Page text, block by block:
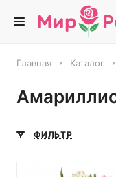
Главная Каталог
ФИЛЬТР